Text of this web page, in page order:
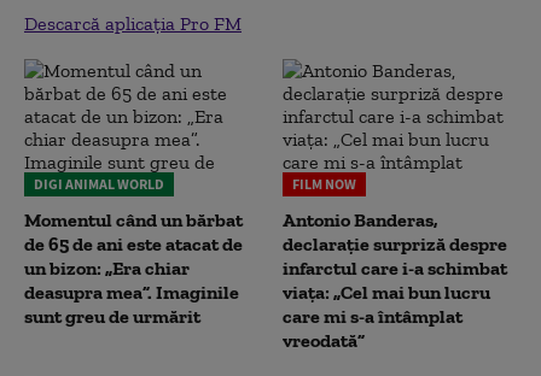
Descarcă aplicația Pro FM
DIGI ANIMAL WORLD
Momentul când un bărbat
de 65 de ani este atacat de
un bizon: „Era chiar
deasupra mea”. Imaginile
sunt greu de urmărit
FILM NOW
Antonio Banderas,
declarație surpriză despre
infarctul care i-a schimbat
viața: „Cel mai bun lucru
care mi s-a întâmplat
vreodată”